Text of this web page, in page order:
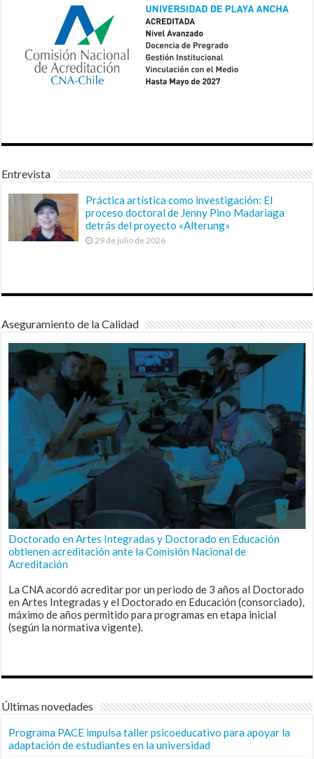
Entrevista
Práctica artística como investigación: El
proceso doctoral de Jenny Pino Madariaga
detrás del proyecto «Alterung»
29 de julio de 2026
Aseguramiento de la Calidad
Doctorado en Artes Integradas y Doctorado en Educación
obtienen acreditación ante la Comisión Nacional de
Acreditación
La CNA acordó acreditar por un periodo de 3 años al Doctorado
en Artes Integradas y el Doctorado en Educación (consorciado),
máximo de años permitido para programas en etapa inicial
(según la normativa vigente).
Últimas novedades
Programa PACE impulsa taller psicoeducativo para apoyar la
adaptación de estudiantes en la universidad